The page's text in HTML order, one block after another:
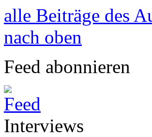
alle Beiträge des
nach oben
Feed abonnieren
Interviews